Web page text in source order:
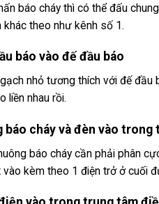
báo cháy thì có thể đấu
theo như kênh số 1.
báo vào đế đầu báo
nhỏ tương thích với đế đầu
liền nhau rồi.
báo cháy và đèn vào trong
báo cháy cần phải phân
kèm theo 1 điện trở ở cuối